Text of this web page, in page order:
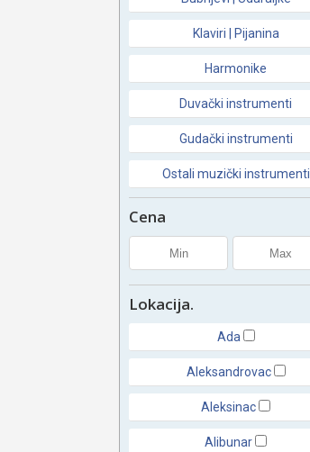
Klaviri | Pijanina
Harmonike
Duvački instrumenti
Gudački instrumenti
Ostali muzički instrumenti
Cena
Lokacija.
Ada
Aleksandrovac
Aleksinac
Alibunar